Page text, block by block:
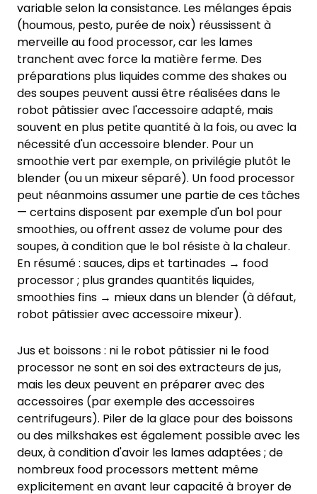
variable selon la consistance. Les mélanges épais
(houmous, pesto, purée de noix) réussissent à
merveille au food processor, car les lames
tranchent avec force la matière ferme. Des
préparations plus liquides comme des shakes ou
des soupes peuvent aussi être réalisées dans le
robot pâtissier avec l'accessoire adapté, mais
souvent en plus petite quantité à la fois, ou avec la
nécessité d'un accessoire blender. Pour un
smoothie vert par exemple, on privilégie plutôt le
blender (ou un mixeur séparé). Un food processor
peut néanmoins assumer une partie de ces tâches
— certains disposent par exemple d'un bol pour
smoothies, ou offrent assez de volume pour des
soupes, à condition que le bol résiste à la chaleur.
En résumé : sauces, dips et tartinades → food
processor ; plus grandes quantités liquides,
smoothies fins → mieux dans un blender (à défaut,
robot pâtissier avec accessoire mixeur).
Jus et boissons : ni le robot pâtissier ni le food
processor ne sont en soi des extracteurs de jus,
mais les deux peuvent en préparer avec des
accessoires (par exemple des accessoires
centrifugeurs). Piler de la glace pour des boissons
ou des milkshakes est également possible avec les
deux, à condition d'avoir les lames adaptées ; de
nombreux food processors mettent même
explicitement en avant leur capacité à broyer de